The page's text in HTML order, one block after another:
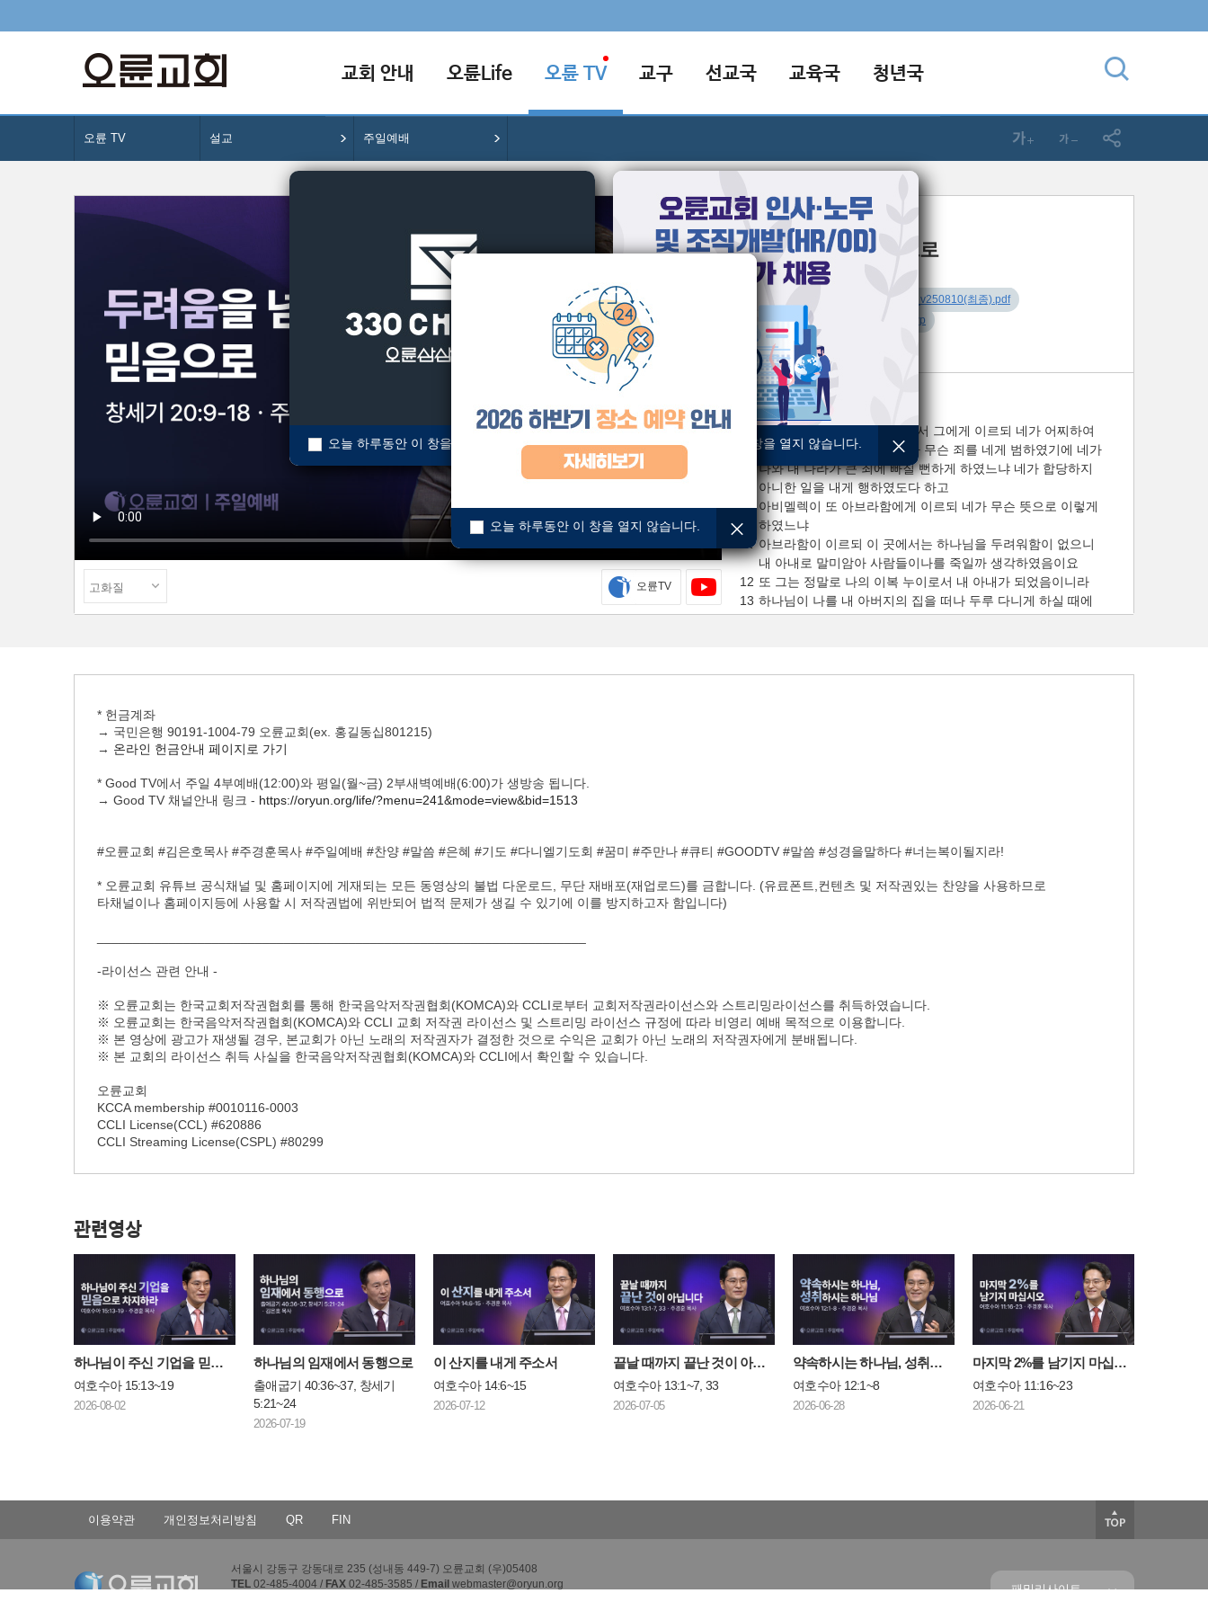
교회 안내 오륜Life 오륜 TV 교구 선교국 교육국 청년국
오륜 TV 설교 주일예배
오륜TV
[2025-08-10] 주일예배
두려움을 넘어 믿음으로
주경훈 목사
오륜설교나눔지_v250810(최종).pdf
오륜설교나눔지_v250810(최종).hwp
본문말씀: 창세기 20:9~18
아비멜렉이 아브라함을 불러서 그에게 이르되 네가 어찌하여
우리에게 이렇게 하느냐 내가 무슨 죄를 네게 범하였기에 네가
나와 내 나라가 큰 죄에 빠질 뻔하게 하였느냐 네가 합당하지
아니한 일을 내게 행하였도다 하고
10 아비멜렉이 또 아브라함에게 이르되 네가 무슨 뜻으로 이렇게
하였느냐
11 아브라함이 이르되 이 곳에서는 하나님을 두려워함이 없으니
내 아내로 말미암아 사람들이나를 죽일까 생각하였음이요
12 또 그는 정말로 나의 이복 누이로서 내 아내가 되었음이니라
13 하나님이 나를 내 아버지의 집을 떠나 두루 다니게 하실 때에
내가 아내에게 말하기를 이후로 우리의 가는 곳마다 그대는
14 아비멜렉이 양과 소와 종들을 이끌어 아브라함에게 주고 그의
18 여호와께서 이왕에 아브라함의 아내 사라의 일로 아비멜렉의
* 헌금계좌
→ 국민은행 90191-1004-79 오륜교회(ex. 홍길동십801215)
→ 온라인 헌금안내 페이지로 가기
* Good TV에서 주일 4부예배(12:00)와 평일(월~금) 2부새벽예배(6:00)가 생방송 됩니다.
→ Good TV 채널안내 링크 - https://oryun.org/life/?menu=241&mode=view&bid=1513
#오륜교회 #김은호목사 #주경훈목사 #주일예배 #찬양 #말씀 #은혜 #기도 #다니엘기도회 #꿈미 #주만나 #큐티 #GOODTV #말씀 #성경을말하다 #너는복이될지라!
* 오륜교회 유튜브 공식채널 및 홈페이지에 게재되는 모든 동영상의 불법 다운로드, 무단 재배포(재업로드)를 금합니다. (유료폰트,컨텐츠 및 저작권있는 찬양을 사용하므로
타채널이나 홈페이지등에 사용할 시 저작권법에 위반되어 법적 문제가 생길 수 있기에 이를 방지하고자 함입니다)
-라이선스 관련 안내 -
※ 오륜교회는 한국교회저작권협회를 통해 한국음악저작권협회(KOMCA)와 CCLI로부터 교회저작권라이선스와 스트리밍라이선스를 취득하였습니다.
※ 오륜교회는 한국음악저작권협회(KOMCA)와 CCLI 교회 저작권 라이선스 및 스트리밍 라이선스 규정에 따라 비영리 예배 목적으로 이용합니다.
※ 본 영상에 광고가 재생될 경우, 본교회가 아닌 노래의 저작권자가 결정한 것으로 수익은 교회가 아닌 노래의 저작권자에게 분배됩니다.
※ 본 교회의 라이선스 취득 사실을 한국음악저작권협회(KOMCA)와 CCLI에서 확인할 수 있습니다.
오륜교회
KCCA membership #0010116-0003
CCLI License(CCL) #620886
CCLI Streaming License(CSPL) #80299
관련영상
하나님이 주신 기업을 믿음으로 차지하라
여호수아 15:13~19
2026-08-02
하나님의 임재에서 동행으로
출애굽기 40:36~37, 창세기
5:21~24
2026-07-19
이 산지를 내게 주소서
여호수아 14:6~15
2026-07-12
끝날 때까지 끝난 것이 아닙니다
여호수아 13:1~7, 33
2026-07-05
약속하시는 하나님, 성취하시는 하나님
여호수아 12:1~8
2026-06-28
마지막 2%를 남기지 마십시오
여호수아 11:16~23
2026-06-21
이용약관 개인정보처리방침 QR FIN
서울시 강동구 강동대로 235 (성내동 449-7) 오륜교회 (우)05408
TEL 02-485-4004 / FAX 02-485-3585 / Email webmaster@oryun.org
패밀리사이트
오늘 하루동안 이 창을 열지 않습니다. 오늘 하루동안 이 창을 열지 않습니다.
오늘 하루동안 이 창을 열지 않습니다.